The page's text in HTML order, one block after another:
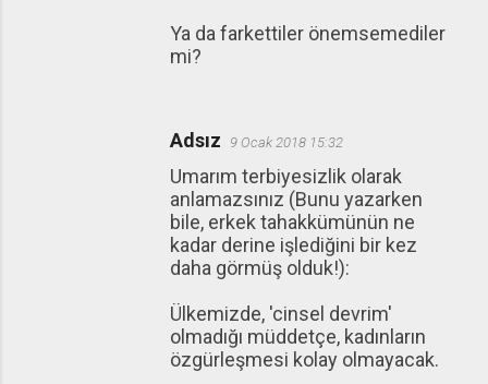
Ya da farkettiler önemsemediler
mi?
Adsız 9 Ocak 2018 15:32
Umarım terbiyesizlik olarak
anlamazsınız (Bunu yazarken
bile, erkek tahakkümünün ne
kadar derine işlediğini bir kez
daha görmüş olduk!):
Ülkemizde, 'cinsel devrim'
olmadığı müddetçe, kadınların
özgürleşmesi kolay olmayacak.